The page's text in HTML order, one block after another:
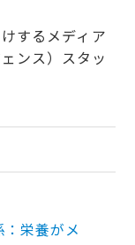
するメディア
ンス）スタッ
栄養がメ